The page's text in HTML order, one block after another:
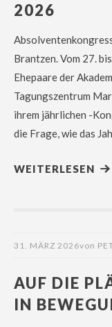
2026
Brantzen. Vom 27.
Ehepaare der
Tagungszentrum
ihrem jährlichen -
die Frage, wie das
WEITERLESEN
31. MÄRZ 2026von
AUF DIE
IN